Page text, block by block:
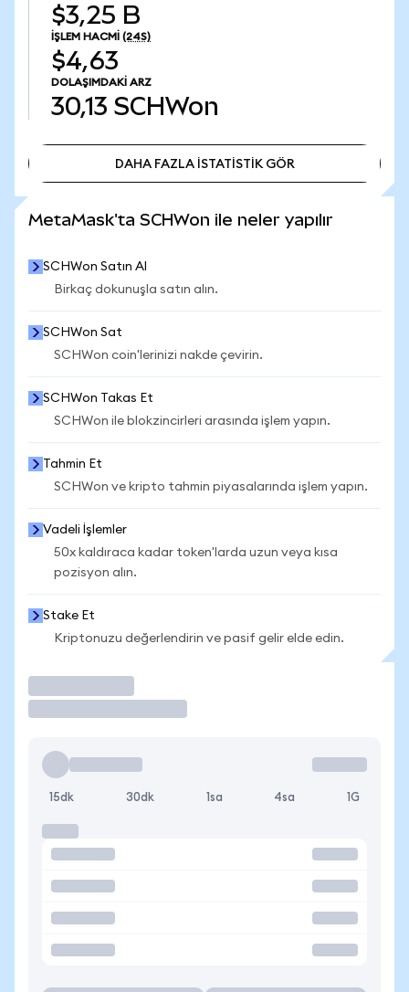
$3,25 B
İŞLEM HACMI (24S)
$4,63
DOLAŞIMDAKI ARZ
30,13 SCHWon
DAHA FAZLA İSTATİSTİK GÖR
MetaMask'ta SCHWon ile neler yapılır
SCHWon Satın Al
Birkaç dokunuşla satın alın.
SCHWon Sat
SCHWon coin'lerinizi nakde çevirin.
SCHWon Takas Et
SCHWon ile blokzincirleri arasında işlem yapın.
Tahmin Et
SCHWon ve kripto tahmin piyasalarında işlem yapın.
Vadeli İşlemler
50x kaldıraca kadar token'larda uzun veya kısa
pozisyon alın.
Stake Et
Kriptonuzu değerlendirin ve pasif gelir elde edin.
15dk 30dk 1sa 4sa 1G